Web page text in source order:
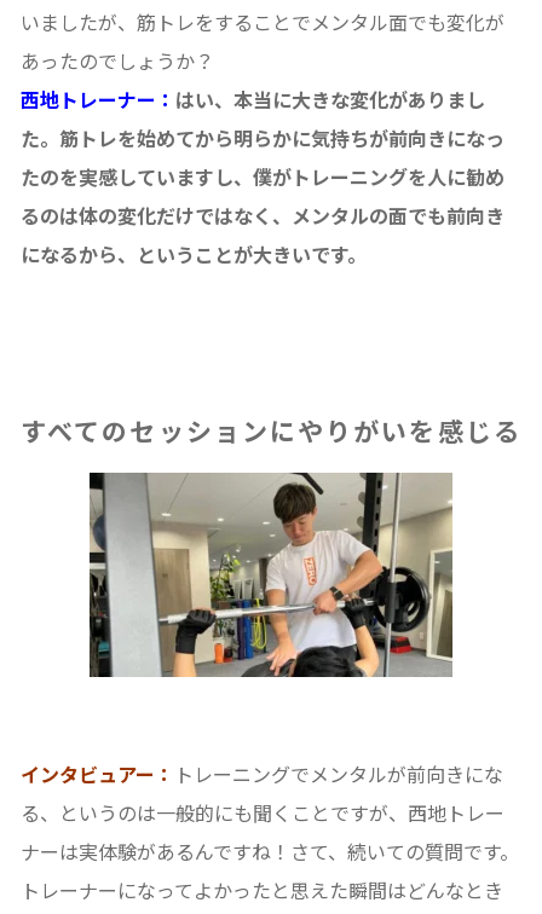
いましたが、筋トレをすることでメンタル面でも変化が
あったのでしょうか？
西地トレーナー： はい、本当に大きな変化がありまし
た。筋トレを始めてから明らかに気持ちが前向きになっ
たのを実感していますし、僕がトレーニングを人に勧め
るのは体の変化だけではなく、メンタルの面でも前向き
になるから、ということが大きいです。
すべてのセッションにやりがいを感じる
インタビュアー： トレーニングでメンタルが前向きにな
る、というのは一般的にも聞くことですが、西地トレー
ナーは実体験があるんですね！さて、続いての質問です。
トレーナーになってよかったと思えた瞬間はどんなとき